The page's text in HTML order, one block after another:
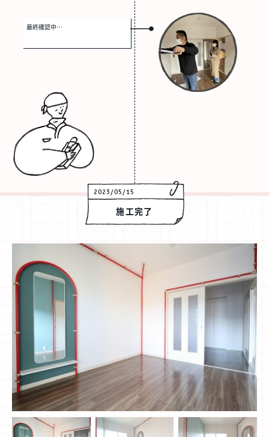
最終確認中…
2023/05/15
施工完了